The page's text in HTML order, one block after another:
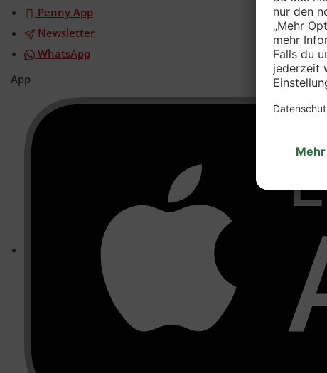
Penny App
Newsletter
WhatsApp
App